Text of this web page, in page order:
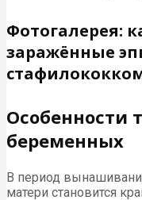
Фотогалерея:
заражённые
Особенности
беременных
В период
матери становится